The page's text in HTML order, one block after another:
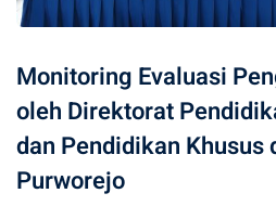
Monitoring Evaluasi
oleh Direktorat
dan Pendidikan Khusus
Purworejo